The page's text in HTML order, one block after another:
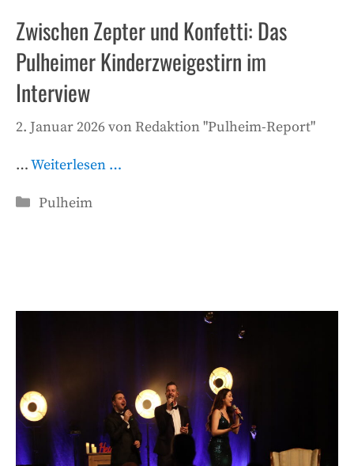
Zwischen Zepter und Konfetti: Das
Pulheimer Kinderzweigestirn im
Interview
2. Januar 2026von Redaktion "Pulheim-Report"
…Weiterlesen …
Kategorien
Pulheim